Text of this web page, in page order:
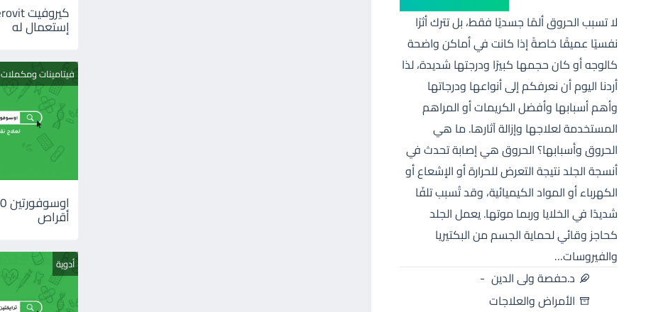
لا تسبب الحروق ألمًا جسديًا فقط، بل تترك أثرًا
نفسيًا عميقًا خاصةً إذا كانت في أماكن واضحة
كالوجه أو كان حجمها كبيرًا ودرجتها شديدة، لذا
أردنا اليوم أن نعرفكم إلى أنواعها ودرجاتها
وأهم أسبابها وأفضل الكريمات أو المراهم
المستخدمة لعلاجها وإزالة آثارها. ما هي
الحروق وأسبابها؟ الحروق هي إصابة تحدث في
أنسجة الجلد نتيجة التعرض للحرارة أو الإشعاع أو
الكهرباء أو المواد الكيميائية، وقد تُسبب تلفًا
شديدًا في الخلايا وربما موتها. يعمل الجلد
كحاجز وقائي لحماية الجسم من البكتيريا
والفيروسات…
د.حفصة ولى الدين
الأمراض والعلاجات
إستعمال له
فيتامينات ومكملات
أقراص
أدوية